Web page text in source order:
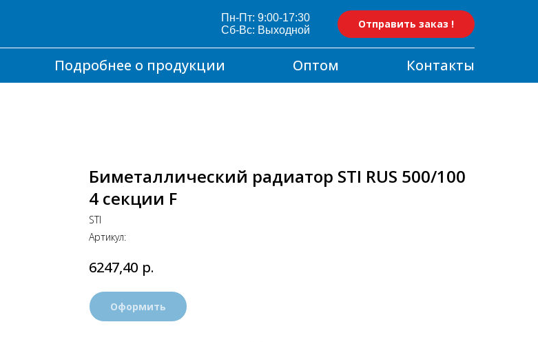
Пн-Пт: 9:00-17:30
Сб-Вс: Выходной
Отправить заказ !
Подробнее о продукции Оптом Контакты
Биметаллический радиатор STI RUS 500/100
4 секции F
STI
Артикул:
6247,40 р.
Оформить